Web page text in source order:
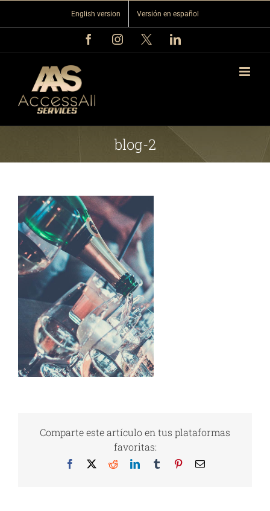
English version Versión en español
FacebookInstagram
X LinkedIn
blog-2
Comparte este artículo en tus plataformas
favoritas:
Facebook RedditLinkedInTumblr PinterestEmail